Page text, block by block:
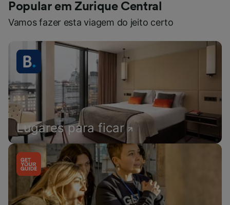
Popular em Zurique Central
Vamos fazer esta viagem do jeito certo
Lugares para ficar